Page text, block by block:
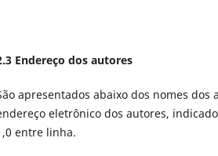
Endereço dos autores
apresentados abaixo dos nomes
eletrônico dos autores,
entre linha.